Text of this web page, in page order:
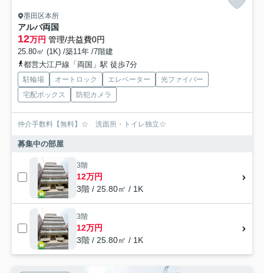
墨田区本所
アルバ両国
12万円 管理/共益費0円
25.80㎡ (1K) /築11年 /7階建
都営大江戸線「両国」駅 徒歩7分
駐輪場 オートロック エレベーター
光ファイバー
宅配ボックス
防犯カメラ
仲介手数料【無料】☆ 洗面所・トイレ独立☆
募集中の部屋
3階
12万円
3階 / 25.80㎡ / 1K
3階
12万円
3階 / 25.80㎡ / 1K